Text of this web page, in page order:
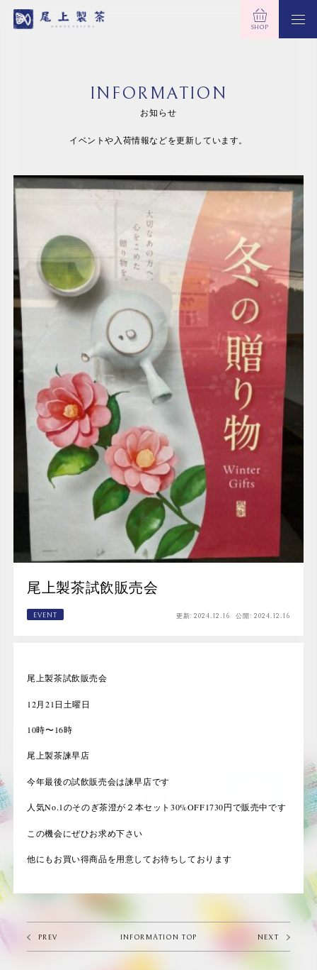
SHOP
INFORMATION
お知らせ
イベントや入荷情報などを更新しています。
尾上製茶試飲販売会
EVENT 更新:2024.12.16 公開: 2024.12.16
尾上製茶試飲販売会
12月21日土曜日
10時〜16時
尾上製茶諫早店
今年最後の試飲販売会は諫早店です
人気No.1のそのぎ茶澄が２本セット30%OFF1730円で販売中です
この機会にぜひお求め下さい
他にもお買い得商品を用意してお待ちしております
PREV INFORMATION TOP NEXT